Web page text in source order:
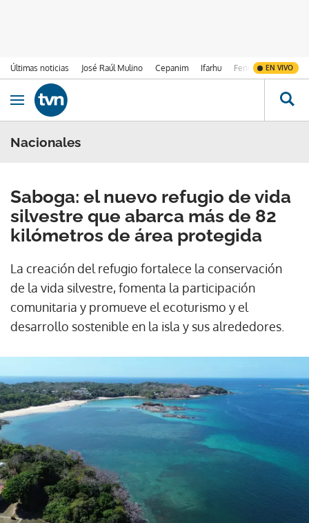
Últimas noticias José Raúl Mulino Cepanim Ifarhu Fenómeno de El
EN VIVO
Ir al contenido
Obrir navegació
Nacionales
Saboga: el nuevo refugio de vida
silvestre que abarca más de 82
kilómetros de área protegida
La creación del refugio fortalece la conservación
de la vida silvestre, fomenta la participación
comunitaria y promueve el ecoturismo y el
desarrollo sostenible en la isla y sus alrededores.